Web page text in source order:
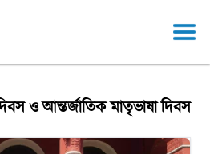
ও আন্তর্জাতিক মাতৃভাষা দিবস